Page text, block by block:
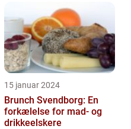
15 januar 2024
Brunch Svendborg: En
forkælelse for mad- og
drikkeelskere